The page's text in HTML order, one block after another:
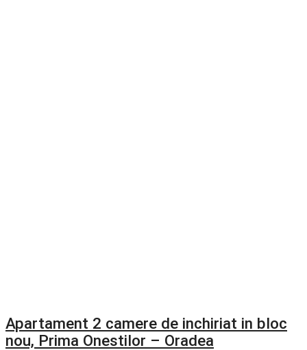
Apartament 2 camere de inchiriat in bloc
nou, Prima Onestilor – Oradea